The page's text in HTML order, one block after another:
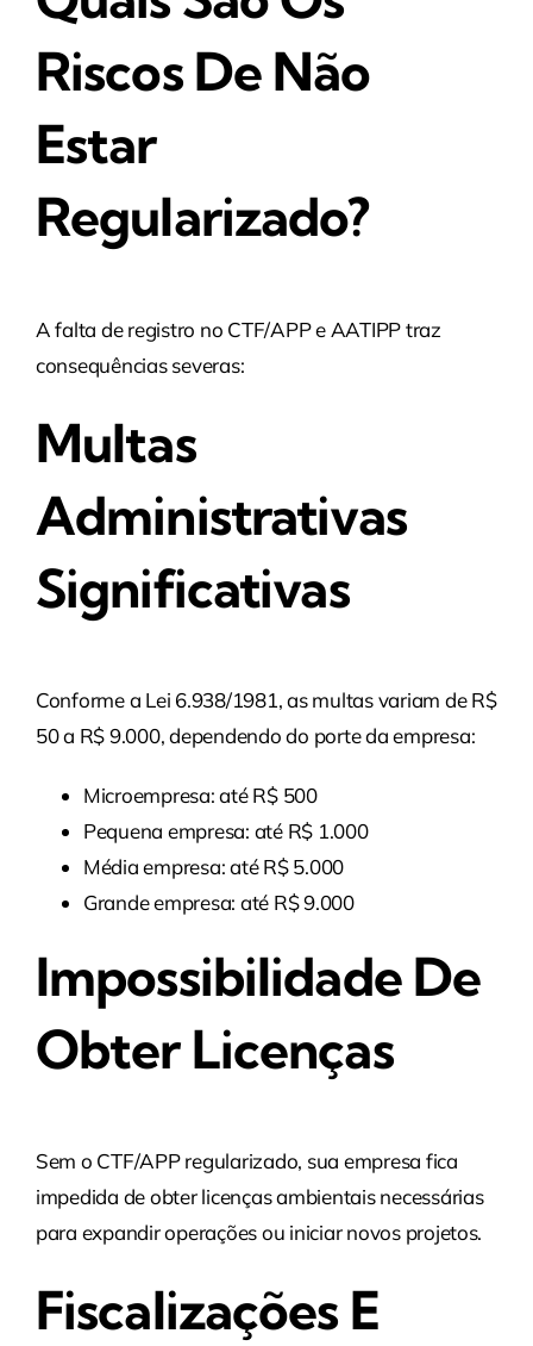
Riscos De Não
Estar
Regularizado?
A falta de registro no CTF/APP e AATIPP traz
consequências severas:
Multas
Administrativas
Significativas
Conforme a Lei 6.938/1981, as multas variam de R$
50 a R$ 9.000, dependendo do porte da empresa:
Microempresa: até R$ 500
Pequena empresa: até R$ 1.000
Média empresa: até R$ 5.000
Grande empresa: até R$ 9.000
Impossibilidade De
Obter Licenças
Sem o CTF/APP regularizado, sua empresa fica
impedida de obter licenças ambientais necessárias
para expandir operações ou iniciar novos projetos.
Fiscalizações E